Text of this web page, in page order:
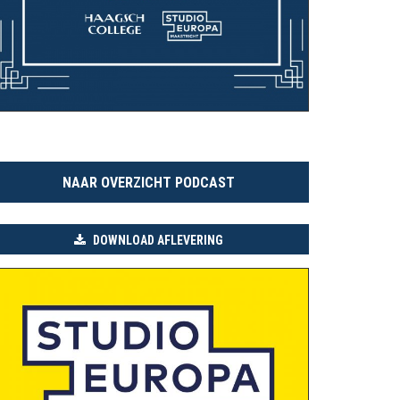
NAAR OVERZICHT PODCAST
DOWNLOAD AFLEVERING